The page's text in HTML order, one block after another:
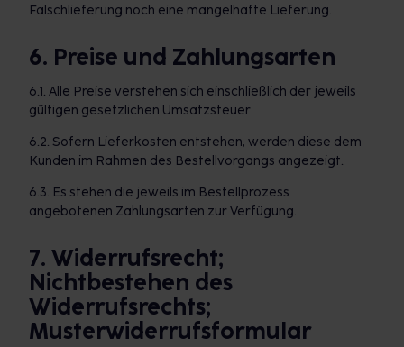
Falschlieferung noch eine mangelhafte Lieferung.
6. Preise und Zahlungsarten
6.1. Alle Preise verstehen sich einschließlich der jeweils
gültigen gesetzlichen Umsatzsteuer.
6.2. Sofern Lieferkosten entstehen, werden diese dem
Kunden im Rahmen des Bestellvorgangs angezeigt.
6.3. Es stehen die jeweils im Bestellprozess
angebotenen Zahlungsarten zur Verfügung.
7. Widerrufsrecht;
Nichtbestehen des
Widerrufsrechts;
Musterwiderrufsformular